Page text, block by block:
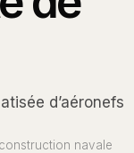
d’aéronefs
navale